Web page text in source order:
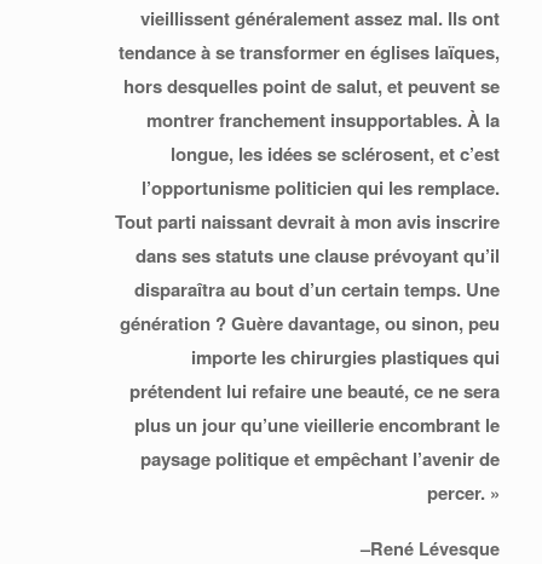
vieillissent généralement assez mal. Ils ont
tendance à se transformer en églises laïques,
hors desquelles point de salut, et peuvent se
montrer franchement insupportables. À la
longue, les idées se sclérosent, et c’est
l’opportunisme politicien qui les remplace.
Tout parti naissant devrait à mon avis inscrire
dans ses statuts une clause prévoyant qu’il
disparaîtra au bout d’un certain temps. Une
génération ? Guère davantage, ou sinon, peu
importe les chirurgies plastiques qui
prétendent lui refaire une beauté, ce ne sera
plus un jour qu’une vieillerie encombrant le
paysage politique et empêchant l’avenir de
percer. »
–René Lévesque